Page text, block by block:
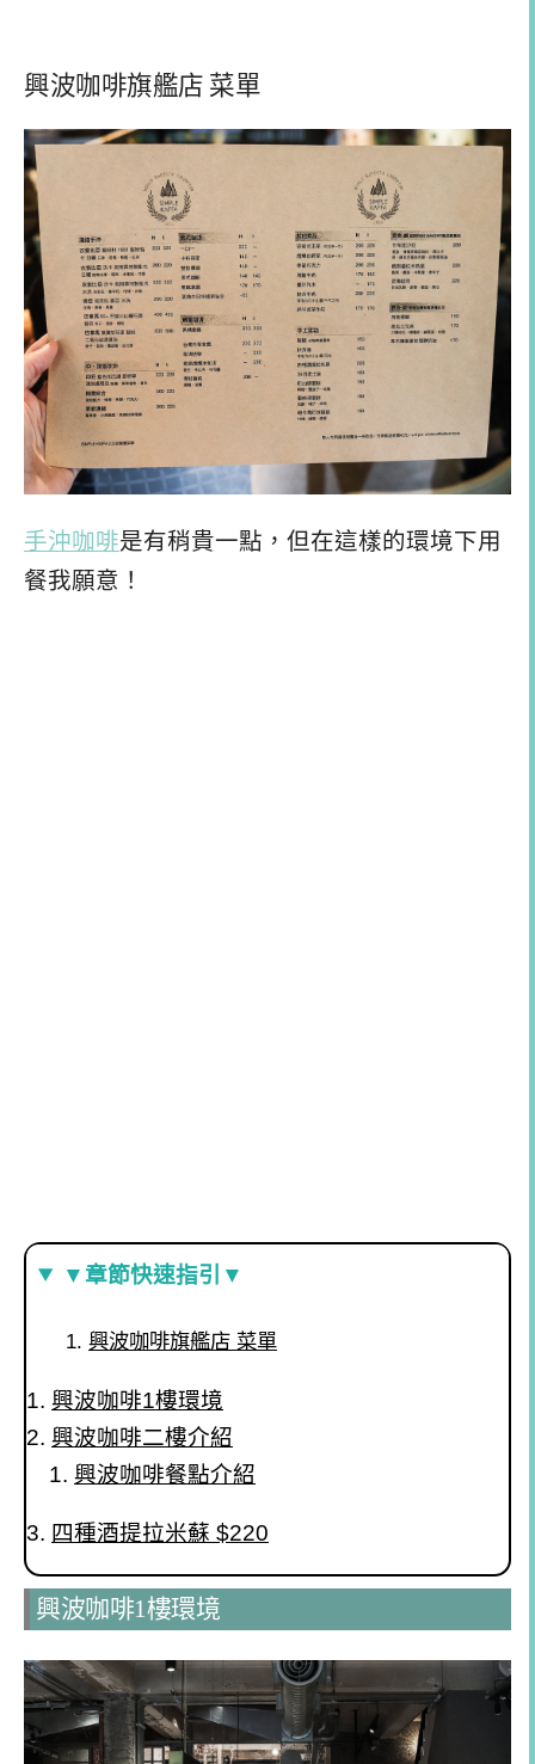
興波咖啡旗艦店 菜單
手沖咖啡是有稍貴一點，但在這樣的環境下用
餐我願意！
▼章節快速指引▼
興波咖啡旗艦店 菜單
興波咖啡1樓環境
興波咖啡二樓介紹
興波咖啡餐點介紹
四種酒提拉米蘇 $220
興波咖啡1樓環境